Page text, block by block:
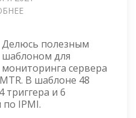
ДЛЯ
МОНИТОРИНГА
СЕРВЕРА
SUPERMICRO
SYS-
6019P-
Делюсь полезным
шаблоном для
мониторинга сервера
В шаблоне 48
триггера и 6
IPMI.